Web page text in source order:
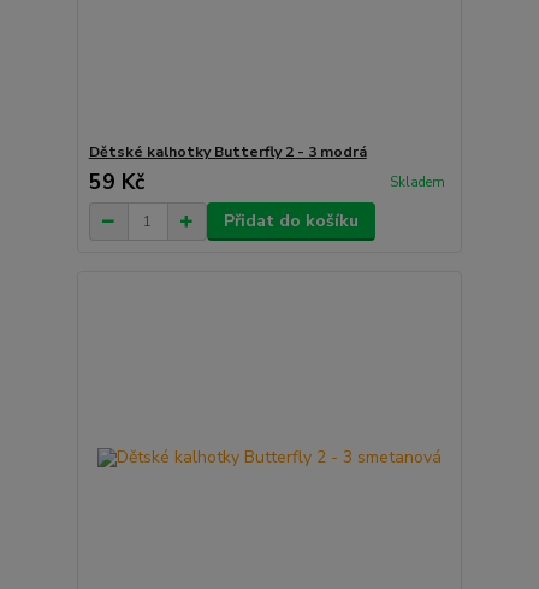
Dětské kalhotky Butterfly 2 - 3 modrá
59 Kč Skladem
Přidat do košíku